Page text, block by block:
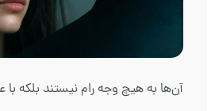
آن‌ها به هیچ وجه رام نیستند بلکه